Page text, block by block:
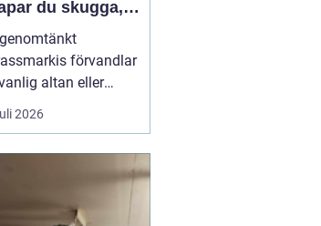
du skugga,
och komfort på
förvandlar
altan eller
till ett extra rum
sommarhalvåret. I
solen kan steka hårt
dagen och vinden ta
är rätt solskydd
2026